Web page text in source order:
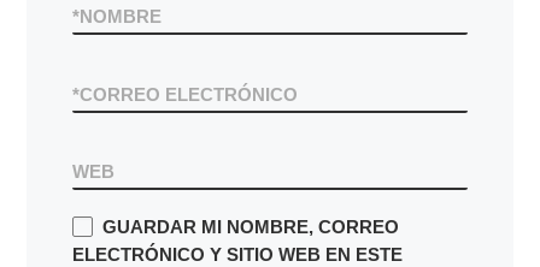
NOMBRE
*
CORREO ELECTRÓNICO
*
WEB
GUARDAR MI NOMBRE, CORREO
ELECTRÓNICO Y SITIO WEB EN ESTE